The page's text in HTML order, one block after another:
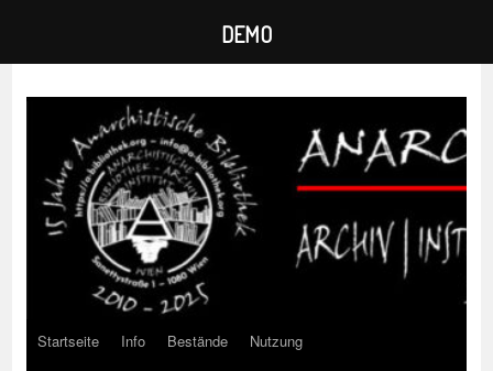
Startseite Info Bestände
Nutzung
DEMO